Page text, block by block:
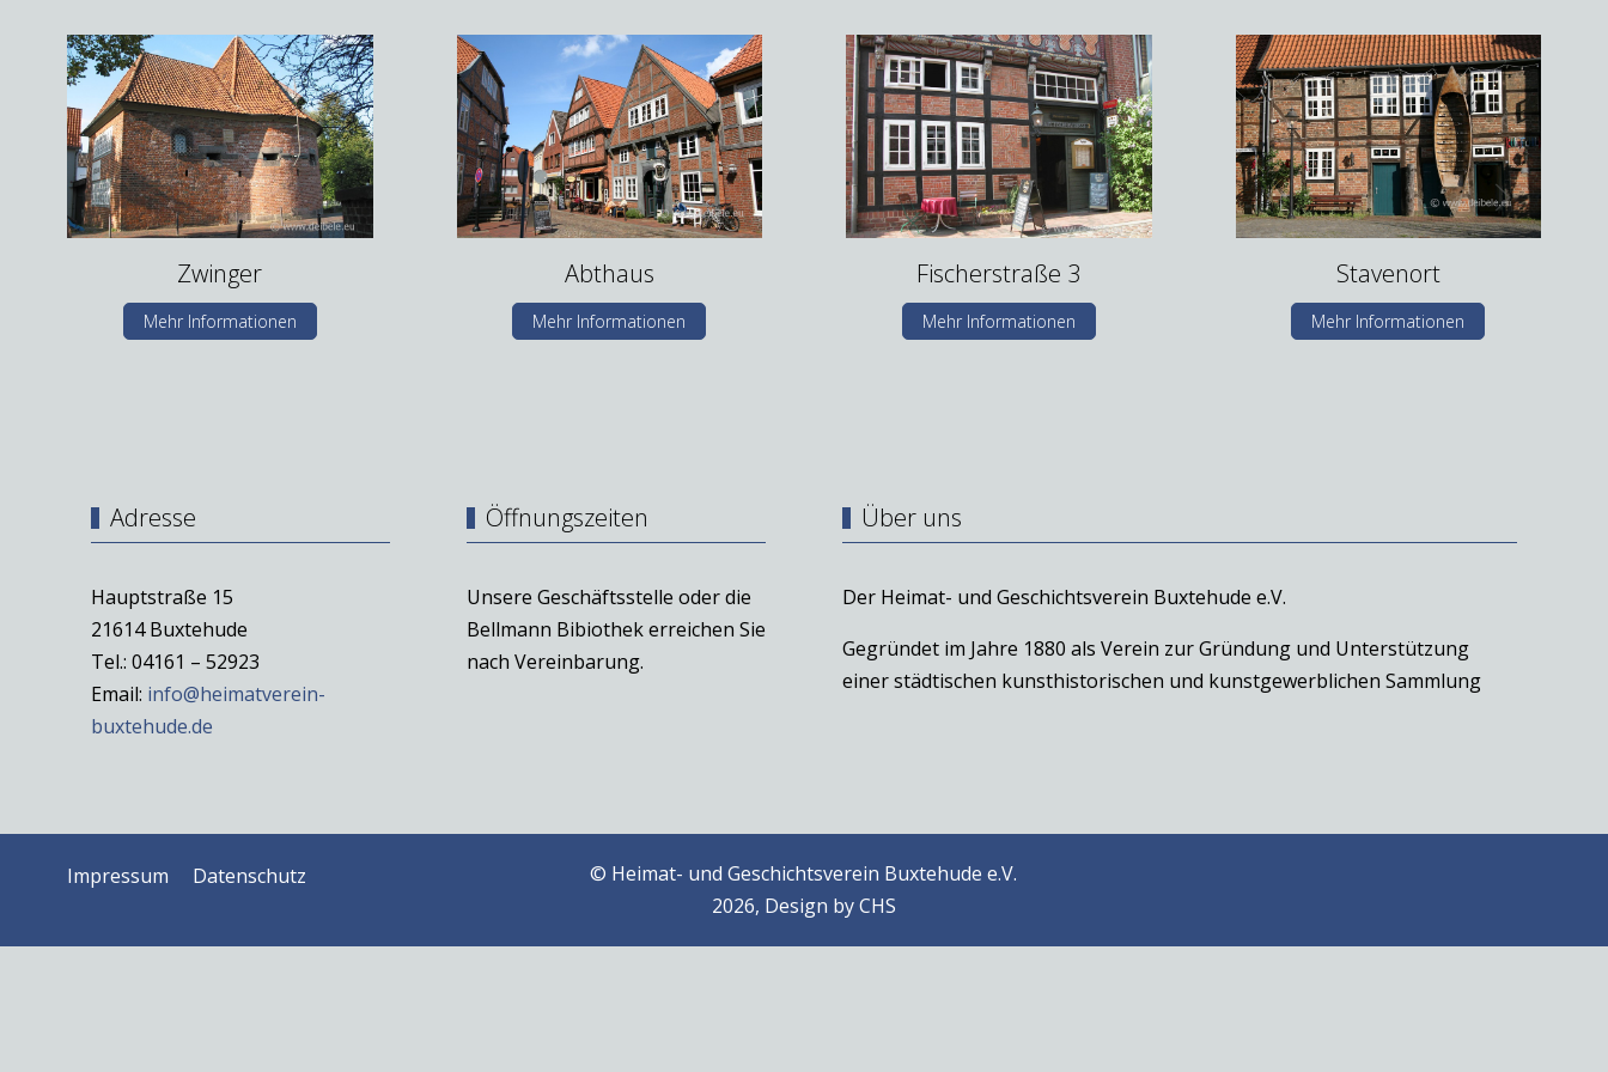
Zwinger
Mehr Informationen
Abthaus
Mehr Informationen
Fischerstraße 3
Mehr Informationen
Stavenort
Mehr Informationen
Adresse
Hauptstraße 15
21614 Buxtehude
Tel.: 04161 – 52923
Email: info@heimatverein-
buxtehude.de
Öffnungszeiten
Unsere Geschäftsstelle oder die
Bellmann Bibiothek erreichen Sie
nach Vereinbarung.
Über uns
Der Heimat- und Geschichtsverein Buxtehude e.V.
Gegründet im Jahre 1880 als Verein zur Gründung und Unterstützung
einer städtischen kunsthistorischen und kunstgewerblichen Sammlung
Impressum Datenschutz
© Heimat- und Geschichtsverein Buxtehude e.V.
2026, Design byCHS